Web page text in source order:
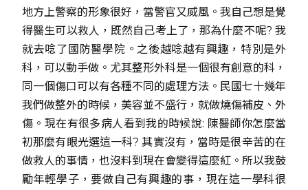
地方上警察的形象很好，當警官又威風。我自己想是覺
得醫生可以救人，既然自己考上了，那為什麼不呢? 我
就去唸了國防醫學院。之後越唸越有興趣，特別是外
科，可以動手做。尤其整形外科是一個很有創意的科，
同一個傷口可以有各種不同的處理方法。民國七十幾年
我們做整外的時候，美容並不盛行，就做燒傷補皮、外
傷。現在有很多病人看到我的時候說: 陳醫師你怎麼當
初那麼有眼光選這一科? 其實沒有，當時是很辛苦的在
做救人的事情，也沒料到現在會變得這麼紅。所以我鼓
勵年輕學子，要做自己有興趣的事，現在這一學科很